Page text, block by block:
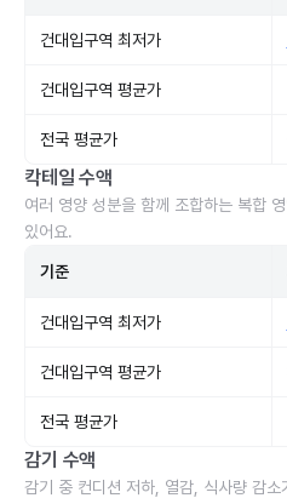
건대입구역 최저가
건대입구역 평균가
전국 평균가
칵테일 수액
여러 영양 성분을 함께 조합하는 복합
있어요.
기준
건대입구역 최저가
건대입구역 평균가
전국 평균가
감기 수액
감기 중 컨디션 저하, 열감, 식사량 감